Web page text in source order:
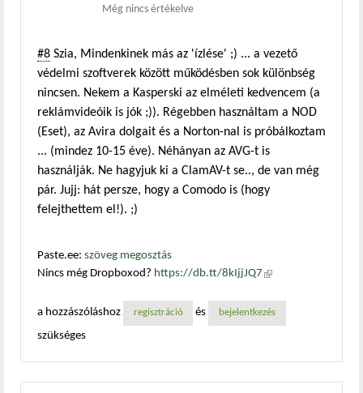
Még nincs értékelve
#8 Szia, Mindenkinek más az 'ízlése' ;) ... a vezető
védelmi szoftverek között működésben sok különbség
nincsen. Nekem a Kasperski az elméleti kedvencem (a
reklámvideóik is jók ;)). Régebben használtam a NOD
(Eset), az Avira dolgait és a Norton-nal is próbálkoztam
... (mindez 10-15 éve). Néhányan az AVG-t is
használják. Ne hagyjuk ki a ClamAV-t se.., de van még
pár. Jujj: hát persze, hogy a Comodo is (hogy
felejthettem el!). ;)
Paste.ee: szöveg megosztás
Nincs még Dropboxod? https://db.tt/8kIjjJQ7 (külső
a hozzászóláshoz
regisztráció és bejelentkezés
szükséges